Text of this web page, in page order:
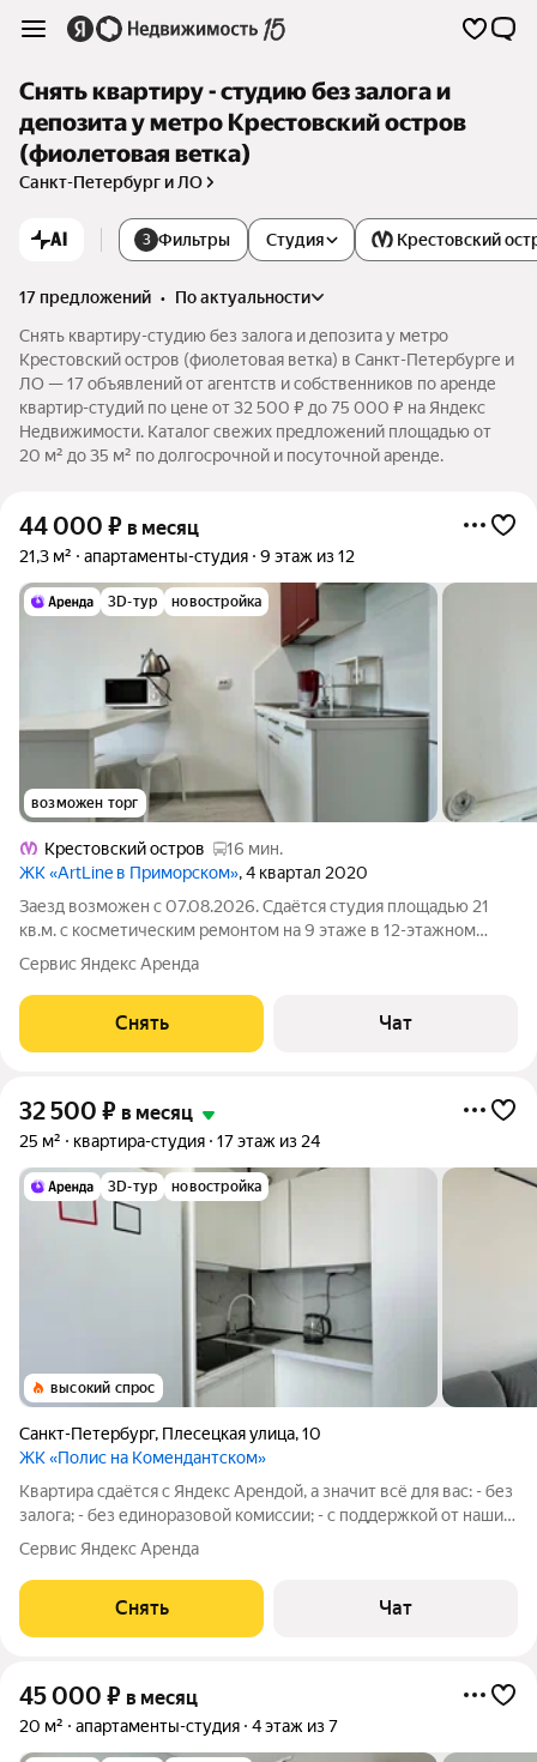
Снять квартиру - студию без залога и
депозита у метро Крестовский остров
(фиолетовая ветка)
Санкт-Петербург и ЛО
AI 3 Фильтры Студия Крестовский
17 предложений •
по актуальности
Снять квартиру-студию без залога и депозита у метро
Крестовский остров (фиолетовая ветка) в Санкт-Петербурге и
ЛО — 17 объявлений от агентств и собственников по аренде
квартир-студий по цене от 32 500 ₽ до 75 000 ₽ на Яндекс
Недвижимости. Каталог свежих предложений площадью от
20 м² до 35 м² по долгосрочной и посуточной аренде.
44 000 ₽ в месяц
21,3 м² апартаменты-студия 9 этаж из 12
3D-тур новостройка
возможен торг
Крестовский остров
16 мин.
ЖК «ArtLine в Приморском», 4 квартал 2020
Заезд возможен с 07.08.2026. Сдаётся студия площадью 21
кв.м. с косметическим ремонтом на 9 этаже в 12-этажном
доме на срок от 11 месяцев. Из техники есть: Стиральная
машина Холодильник Микроволновка Пылесос Дом -
монолитный, окна выходят на
Сервис Яндекс Аренда
Снять Чат
32 500 ₽ в месяц
25 м² квартира-студия 17 этаж из 24
3D-тур новостройка
высокий спрос
Санкт-Петербург, Плесецкая улица,10
ЖК «Полис на Комендантском»
Квартира сдаётся с Яндекс Арендой, а значит всё для вас: - без
залога; - без единоразовой комиссии; - с поддержкой от наших
специалистов в процессе проживания. Мы можем показать
вам квартиру онлайн это так же детально, как вживую, только
вы не
Сервис Яндекс Аренда
Снять Чат
45 000 ₽ в месяц
20 м² апартаменты-студия 4 этаж из 7